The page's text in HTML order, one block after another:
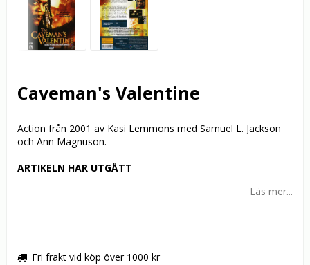
Caveman's Valentine
Action från 2001 av Kasi Lemmons med Samuel L. Jackson
och Ann Magnuson.
ARTIKELN HAR UTGÅTT
Läs mer...
Fri frakt vid köp över 1000 kr